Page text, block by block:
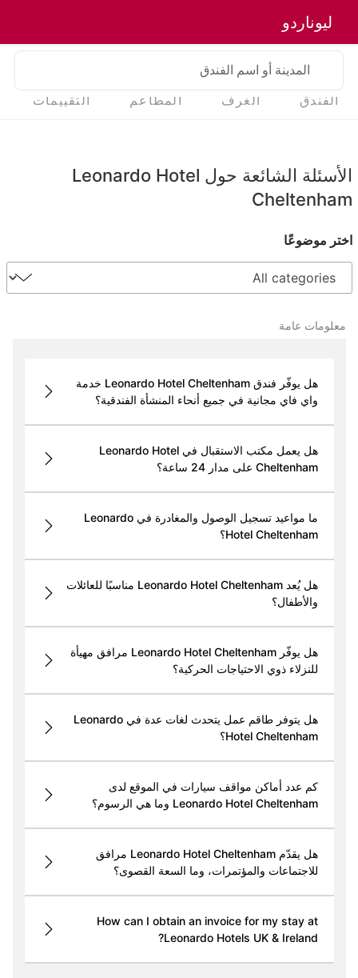
ليوناردو
المدينة أو اسم الفندق
الفندق الغرف المطاعم التقييمات
الأسئلة الشائعة حول Leonardo Hotel
Cheltenham
اختر موضوعًا
معلومات عامة
هل يوفّر فندق Leonardo Hotel Cheltenham خدمة
واي فاي مجانية في جميع أنحاء المنشأة الفندقية؟
هل يعمل مكتب الاستقبال في Leonardo Hotel
Cheltenham على مدار 24 ساعة؟
ما مواعيد تسجيل الوصول والمغادرة في Leonardo
Hotel Cheltenham؟
هل يُعد Leonardo Hotel Cheltenham مناسبًا للعائلات
والأطفال؟
هل يوفّر Leonardo Hotel Cheltenham مرافق مهيأة
للنزلاء ذوي الاحتياجات الحركية؟
هل يتوفر طاقم عمل يتحدث لغات عدة في Leonardo
Hotel Cheltenham؟
كم عدد أماكن مواقف سيارات في الموقع لدى
Leonardo Hotel Cheltenham وما هي الرسوم؟
هل يقدّم Leonardo Hotel Cheltenham مرافق
للاجتماعات والمؤتمرات، وما السعة القصوى؟
How can I obtain an invoice for my stay at
Leonardo Hotels UK & Ireland?